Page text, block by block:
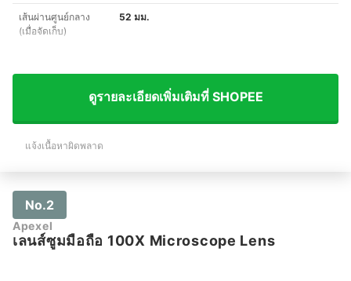
เส้นผ่านศูนย์กลาง
(เมื่อจัดเก็บ)
52 มม.
ดูรายละเอียดเพิ่มเติมที่ SHOPEE
แจ้งเนื้อหาผิดพลาด
No.2
Apexel
เลนส์ซูมมือถือ 100X Microscope Lens